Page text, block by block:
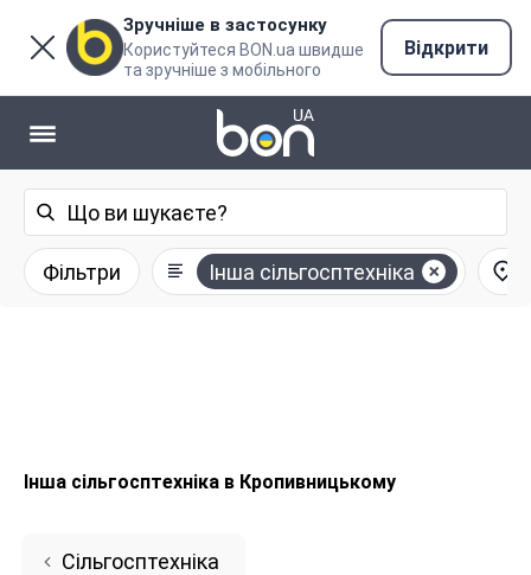
Зручніше в застосунку
Користуйтеся BON.ua швидше
та зручніше з мобільного
Відкрити
Фільтри Інша сільгосптехніка
Інша сільгосптехніка в Кропивницькому
Сільгосптехніка